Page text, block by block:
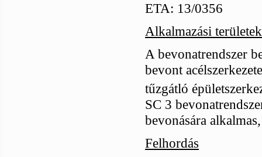
ETA: 13/0356
Alkalmazási területek
A bevonatrendszer
bevont
tűzgátló
SC 3
bevonására
Felhordás